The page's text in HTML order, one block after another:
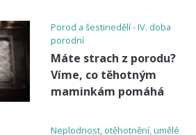
Porod a šestinedělí - IV. doba
porodní
Máte strach z porodu?
Víme, co těhotným
maminkám pomáhá
Neplodnost, otěhotnění, umělé